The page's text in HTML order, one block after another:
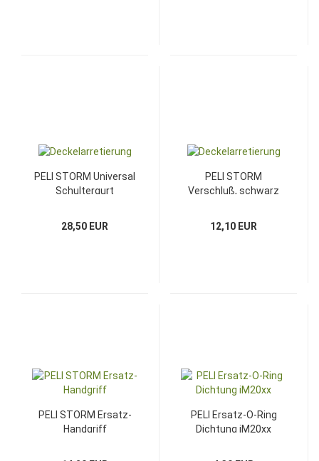
PELI STORM Universal
Schultergurt
28,50 EUR
PELI STORM
Verschluß, schwarz
12,10 EUR
PELI STORM Ersatz-
Handgriff
PELI Ersatz-O-Ring
Dichtung iM20xx